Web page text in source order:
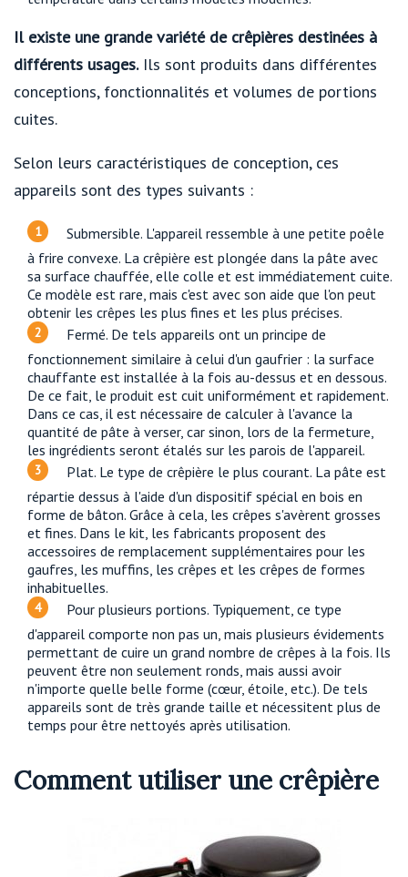
Il existe une grande variété de crêpières destinées à
différents usages.Ils sont produits dans différentes
conceptions, fonctionnalités et volumes de portions
cuites.
Selon leurs caractéristiques de conception, ces
appareils sont des types suivants :
Submersible. L'appareil ressemble à une petite poêle
à frire convexe. La crêpière est plongée dans la pâte avec
sa surface chauffée, elle colle et est immédiatement cuite.
Ce modèle est rare, mais c'est avec son aide que l'on peut
obtenir les crêpes les plus fines et les plus précises.
Fermé. De tels appareils ont un principe de
fonctionnement similaire à celui d'un gaufrier : la surface
chauffante est installée à la fois au-dessus et en dessous.
De ce fait, le produit est cuit uniformément et rapidement.
Dans ce cas, il est nécessaire de calculer à l'avance la
quantité de pâte à verser, car sinon, lors de la fermeture,
les ingrédients seront étalés sur les parois de l'appareil.
Plat. Le type de crêpière le plus courant. La pâte est
répartie dessus à l'aide d'un dispositif spécial en bois en
forme de bâton. Grâce à cela, les crêpes s'avèrent grosses
et fines. Dans le kit, les fabricants proposent des
accessoires de remplacement supplémentaires pour les
gaufres, les muffins, les crêpes et les crêpes de formes
inhabituelles.
Pour plusieurs portions. Typiquement, ce type
d'appareil comporte non pas un, mais plusieurs évidements
permettant de cuire un grand nombre de crêpes à la fois. Ils
peuvent être non seulement ronds, mais aussi avoir
n'importe quelle belle forme (cœur, étoile, etc.). De tels
appareils sont de très grande taille et nécessitent plus de
temps pour être nettoyés après utilisation.
Comment utiliser une crêpière